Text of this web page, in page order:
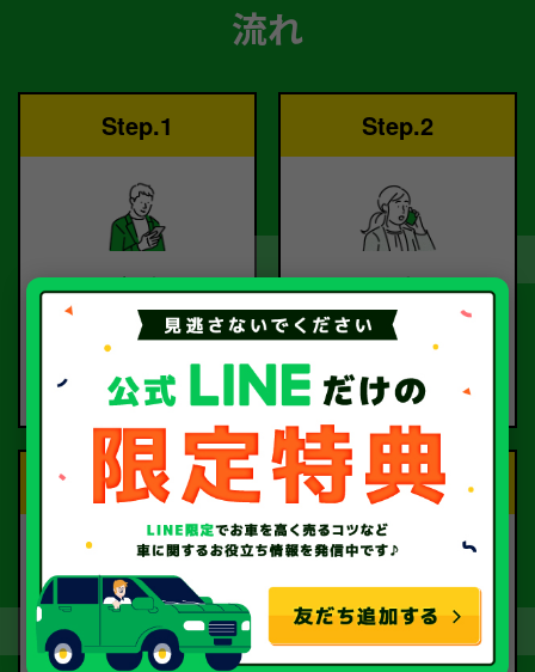
流れ
Step.1
ご依頼
お電話または査定フォー
ご依頼ください。
Step.2
査定
査定のプロが
お電話で回答いたしま
す。
Step.3
契約
Step.4
お引取り